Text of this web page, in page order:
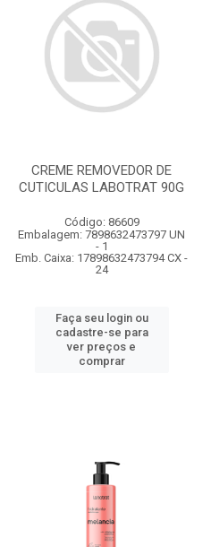
CREME REMOVEDOR DE
CUTICULAS LABOTRAT 90G
Código: 86609
Embalagem: 7898632473797 UN
- 1
Emb. Caixa: 17898632473794 CX -
24
Faça seu login ou
cadastre-se para
ver preços e
comprar